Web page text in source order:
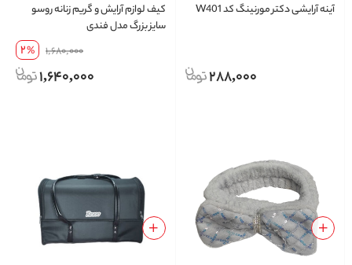
آینه آرایشی دکتر مورنینگ کد W401
288,000
کیف لوازم آرایش و گریم زنانه روسو
سایز بزرگ مدل فندی
1,680,000
2%
1,640,000